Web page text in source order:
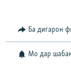
Ба дигарон
Мо дар